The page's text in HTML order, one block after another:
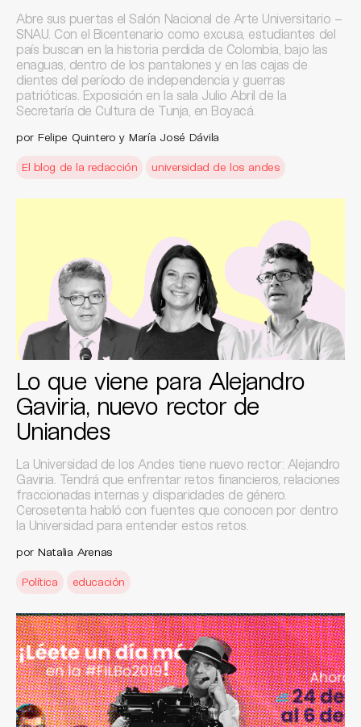
Abre sus puertas el Salón Nacional de Arte Universitario –
SNAU. Con el Bicentenario como excusa, estudiantes del
país buscan en la historia perdida de Colombia, bajo las
enaguas, dentro de los pantalones y en las cajas de
dientes del período de independencia y guerras
patrióticas. Exposición en la sala Julio Abril de la
Secretaría de Cultura de Tunja, en Boyacá.
por Felipe Quintero y María José Dávila
El blog de la redacción universidad de los andes
Lo que viene para Alejandro
Gaviria, nuevo rector de
Uniandes
La Universidad de los Andes tiene nuevo rector: Alejandro
Gaviria. Tendrá que enfrentar retos financieros, relaciones
fraccionadas internas y disparidades de género.
Cerosetenta habló con fuentes que conocen por dentro
la Universidad para entender estos retos.
por Natalia Arenas
Política educación